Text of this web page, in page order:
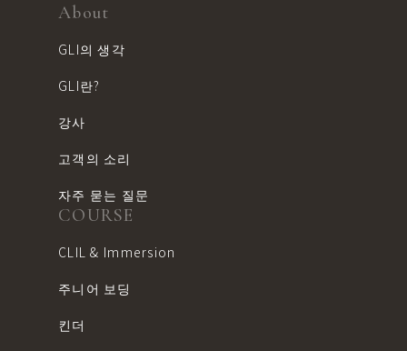
About
GLI의 생각
GLI란?
강사
고객의 소리
자주 묻는 질문
COURSE
CLIL & Immersion
주니어 보딩
킨더